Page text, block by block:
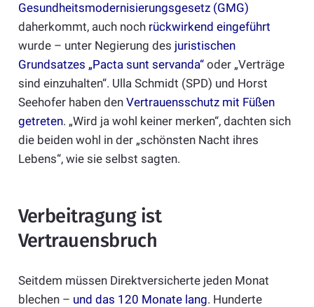
Gesundheitsmodernisierungsgesetz (GMG)
daherkommt, auch noch rückwirkend eingeführt
wurde – unter Negierung des juristischen
Grundsatzes „Pacta sunt servanda“oder „Verträge
sind einzuhalten“. Ulla Schmidt (SPD) und Horst
Seehofer haben den Vertrauensschutz mit Füßen
getreten. „Wird ja wohl keiner merken“, dachten sich
die beiden wohl in der „schönsten Nacht ihres
Lebens“, wie sie selbst sagten.
Verbeitragung ist
Vertrauensbruch
Seitdem müssen Direktversicherte jeden Monat
blechen – und das 120 Monate lang. Hunderte